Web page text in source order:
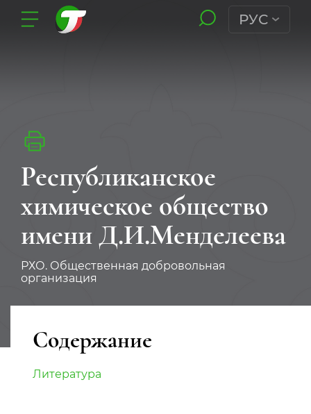
РУС
Республиканское
химическое общество
имени Д.И.Менделеева
РХО. Общественная добровольная
организация
Содержание
Литература